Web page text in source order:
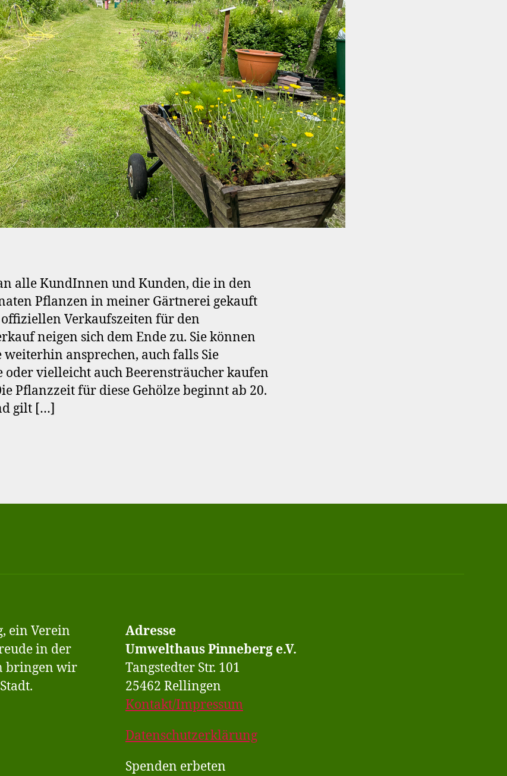
alle KundInnen und Kunden, die in den
Pflanzen in meiner Gärtnerei gekauft
Verkaufszeiten für den
neigen sich dem Ende zu. Sie können
weiterhin ansprechen, auch falls Sie
oder vielleicht auch Beerensträucher kaufen
Pflanzzeit für diese Gehölze beginnt ab 20.
gilt […]
ein Verein
in der
bringen wir
Adresse
Umwelthaus Pinneberg e.V.
Tangstedter Str. 101
25462 Rellingen
Kontakt/Impressum
Datenschutzerklärung
Spenden erbeten